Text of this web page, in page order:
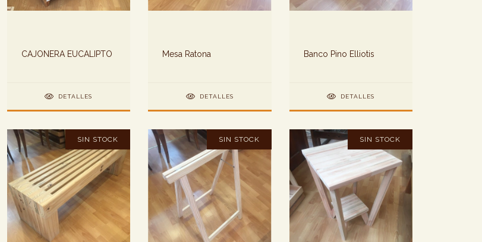
CAJONERA EUCALIPTO
DETALLES
Mesa Ratona
DETALLES
Banco Pino Elliotis
DETALLES
SIN STOCK SIN STOCK SIN STOCK